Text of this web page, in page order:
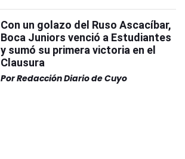
Con un golazo del Ruso Ascacíbar,
Boca Juniors venció a Estudiantes
y sumó su primera victoria en el
Clausura
PorRedacción Diario de Cuyo